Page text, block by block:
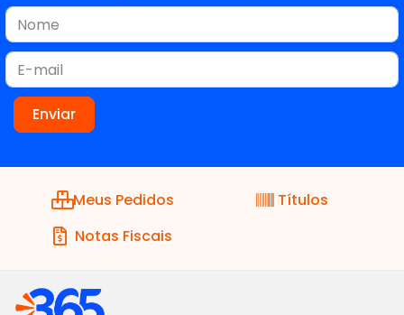
Meus Pedidos
Títulos
Notas Fiscais